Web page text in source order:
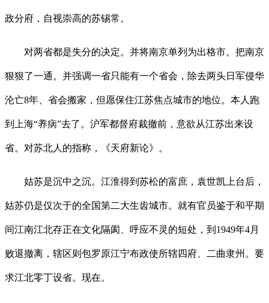
政分府，自视崇高的苏锡常。
对两省都是失分的决定。并将南京单列为出格市。把南京
狠狠了一通。并强调一省只能有一个省会，除去两头日军侵华
沦亡8年、省会搬家，但愿保住江苏焦点城市的地位。本人跑
到上海“养病”去了。沪军都督府裁撤前，意欲从江苏出来设
省。对苏北人的指称，《天府新论》。
姑苏是沉中之沉。江淮得到苏松的富庶，袁世凯上台后，
姑苏仍是仅次于的全国第二大生齿城市。就有官员鉴于和平期
间江南江北存正在文化隔阂、呼应不灵的短处，到1949年4月
败退撤离，辖区则包罗原江宁布政使所辖四府、二曲隶州。要
求江北零丁设省。现在。